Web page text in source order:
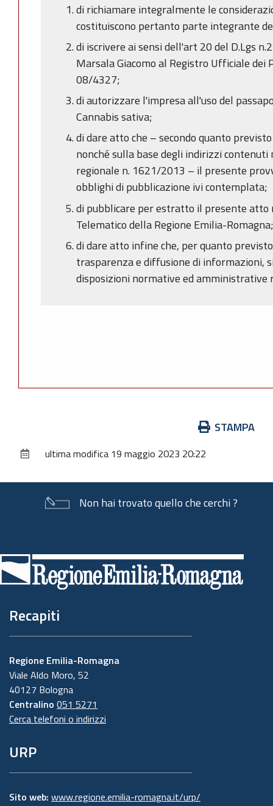
di richiamare integralmente le
costituiscono pertanto parte integrante
di iscrivere ai sensi dell'art 20 del D.Lgs
Marsala Giacomo al Registro Ufficiale dei
08/4327;
di autorizzare l'impresa all'uso del
Cannabis sativa;
di dare atto che – secondo quanto
nonché sulla base degli indirizzi
regionale n. 1621/2013 – il presente
obblighi di pubblicazione ivi contemplata;
di pubblicare per estratto il presente
Telematico della Regione Emilia-Romagna;
di dare atto infine che, per quanto
trasparenza e diffusione di informazioni,
disposizioni normative ed
documento
STAMPA
ultima modifica 19 maggio 2023 20:22
Non hai trovato quello che cerchi ?
di
pagina
Recapiti
Regione Emilia-Romagna
Viale Aldo Moro, 52
40127 Bologna
Centralino 051 5271
Cerca telefoni o indirizzi
URP
Sito web: www.regione.emilia-romagna.it/urp/